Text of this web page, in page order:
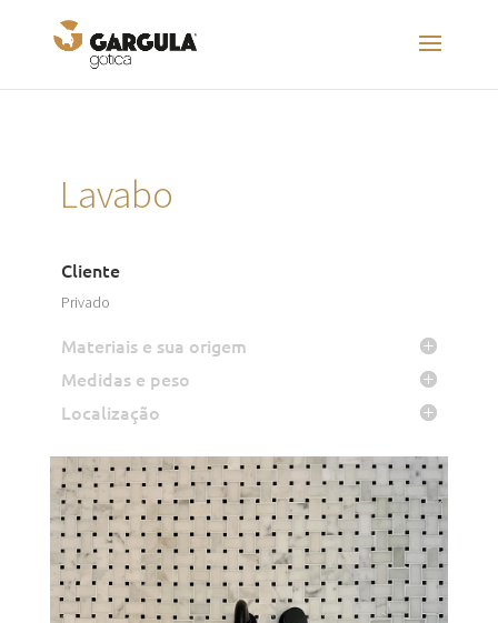
Lavabo
Cliente
Privado
Materiais e sua origem
Medidas e peso
Localização